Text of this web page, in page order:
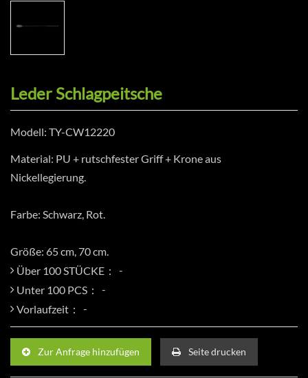
Leder Schlagpeitsche
Modell: TY-CW12220
Material: PU + rutschfester Griff + Krone aus
Nickellegierung.
Farbe: Schwarz, Rot.
Größe: 65 cm, 70 cm.
Über 100 STÜCKE：
Unter 100 PCS：
Vorlaufzeit：
Zur Anfrage hinzufügen Seite drucken